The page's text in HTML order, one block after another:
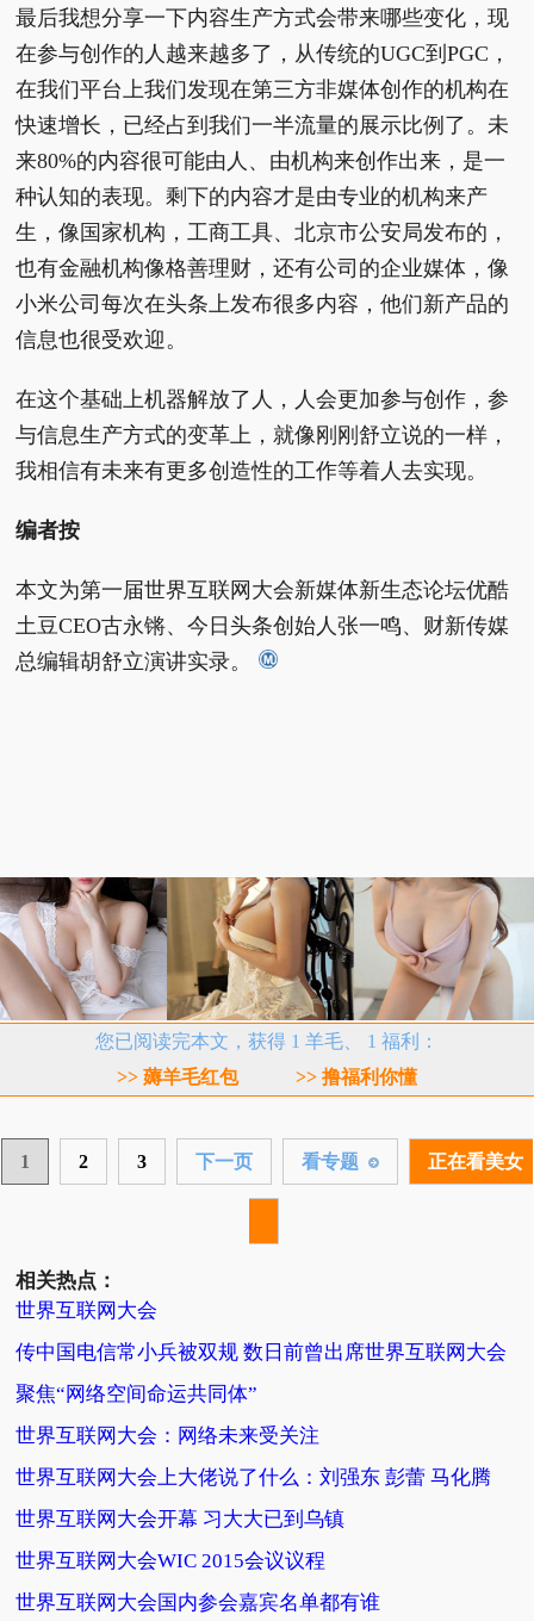
最后我想分享一下内容生产方式会带来哪些变化，现
在参与创作的人越来越多了，从传统的UGC到PGC，
在我们平台上我们发现在第三方非媒体创作的机构在
快速增长，已经占到我们一半流量的展示比例了。未
来80%的内容很可能由人、由机构来创作出来，是一
种认知的表现。剩下的内容才是由专业的机构来产
生，像国家机构，工商工具、北京市公安局发布的，
也有金融机构像格善理财，还有公司的企业媒体，像
小米公司每次在头条上发布很多内容，他们新产品的
信息也很受欢迎。
在这个基础上机器解放了人，人会更加参与创作，参
与信息生产方式的变革上，就像刚刚舒立说的一样，
我相信有未来有更多创造性的工作等着人去实现。
编者按
本文为第一届世界互联网大会新媒体新生态论坛优酷
土豆CEO古永锵、今日头条创始人张一鸣、财新传媒
总编辑胡舒立演讲实录。
您已阅读完本文，获得 1 羊毛、 1 福利：
>> 薅羊毛红包
>> 撸福利你懂
1 2 3 下一页 看专题 正在看美女
相关热点：
世界互联网大会
传中国电信常小兵被双规 数日前曾出席世界互联网大会
聚焦“网络空间命运共同体”
世界互联网大会：网络未来受关注
世界互联网大会上大佬说了什么：刘强东 彭蕾 马化腾
世界互联网大会开幕 习大大已到乌镇
世界互联网大会WIC 2015会议议程
世界互联网大会国内参会嘉宾名单都有谁